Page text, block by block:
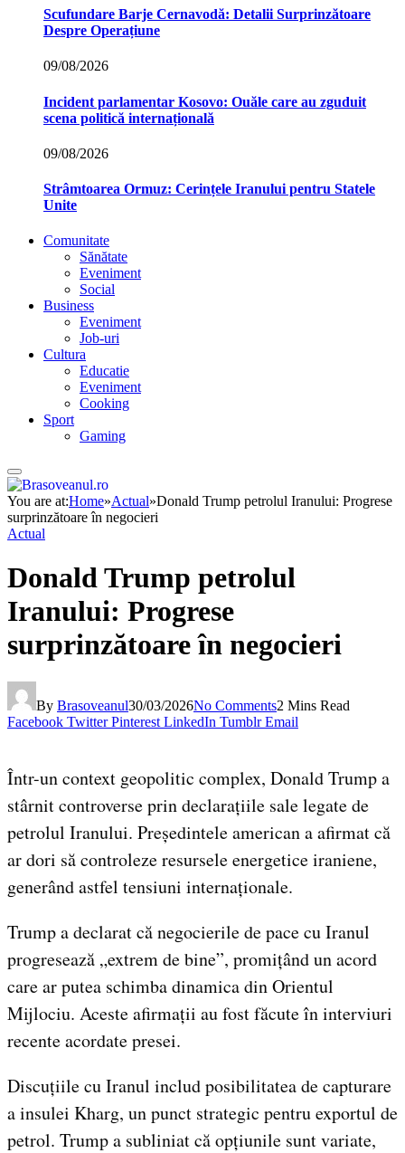
Scufundare Barje Cernavodă: Detalii Surprinzătoare
Despre Operațiune
09/08/2026
Incident parlamentar Kosovo: Ouăle care au zguduit
scena politică internațională
09/08/2026
Strâmtoarea Ormuz: Cerințele Iranului pentru Statele
Unite
Comunitate
Sănătate
Eveniment
Social
Business
Eveniment
Job-uri
Cultura
Educatie
Eveniment
Cooking
Sport
Gaming
You are at:Home»Actual»Donald Trump petrolul Iranului: Progrese
surprinzătoare în negocieri
Actual
Donald Trump petrolul
Iranului: Progrese
surprinzătoare în negocieri
By Brasoveanul30/03/2026No Comments2 Mins Read
Facebook Twitter Pinterest LinkedIn Tumblr Email
Într-un context geopolitic complex, Donald Trump a
stârnit controverse prin declarațiile sale legate de
petrolul Iranului. Președintele american a afirmat că
ar dori să controleze resursele energetice iraniene,
generând astfel tensiuni internaționale.
Trump a declarat că negocierile de pace cu Iranul
progresează „extrem de bine”, promițând un acord
care ar putea schimba dinamica din Orientul
Mijlociu. Aceste afirmații au fost făcute în interviuri
recente acordate presei.
Discuțiile cu Iranul includ posibilitatea de capturare
a insulei Kharg, un punct strategic pentru exportul de
petrol. Trump a subliniat că opțiunile sunt variate,